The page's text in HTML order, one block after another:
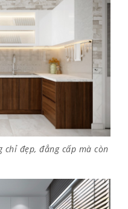
chỉ đẹp, đẳng cấp mà còn